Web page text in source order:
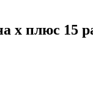
x плюс 15